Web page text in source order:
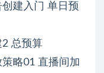
建入门 单日预
2 总预算
略01 直播间加